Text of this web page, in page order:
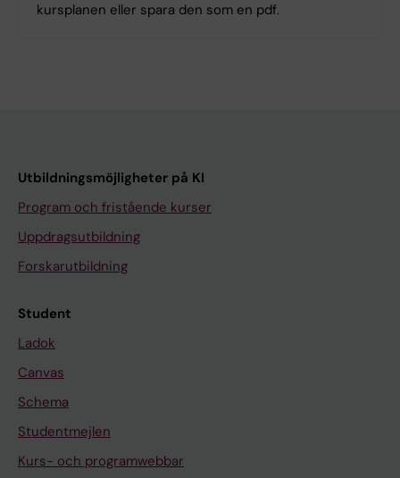
kursplanen eller spara den som en pdf.
Utbildningsmöjligheter på KI
Program och fristående kurser
Uppdragsutbildning
Forskarutbildning
Student
Ladok
Canvas
Schema
Studentmejlen
Kurs- och programwebbar